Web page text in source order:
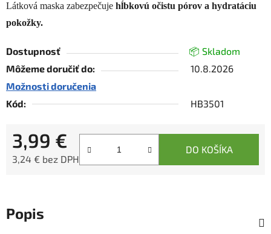
Látková maska zabezpečuje hĺbkovú očistu pórov a hydratáciu
pokožky.
Dostupnosť
📦 Skladom
Môžeme doručiť do:
10.8.2026
Možnosti doručenia
Kód:
HB3501
3,99 €
3,24 € bez DPH
DO KOŠÍKA
Popis